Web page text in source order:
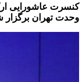
وحدت تهران برگزار